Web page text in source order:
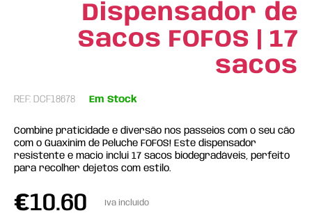
Dispensador de
Sacos FOFOS | 17
sacos
REF: DCF18678 Em Stock
Combine praticidade e diversão nos passeios com o seu cão
com o Guaxinim de Peluche FOFOS! Este dispensador
resistente e macio inclui 17 sacos biodegradáveis, perfeito
para recolher dejetos com estilo.
€10.60 Iva incluído